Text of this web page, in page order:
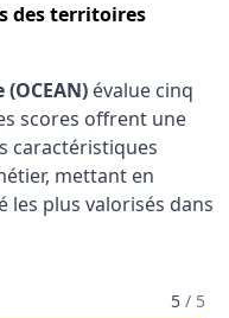
des territoires
évalue cinq
scores offrent une
caractéristiques
mettant en
les plus valorisés dans
De Directeur / 5 / 5